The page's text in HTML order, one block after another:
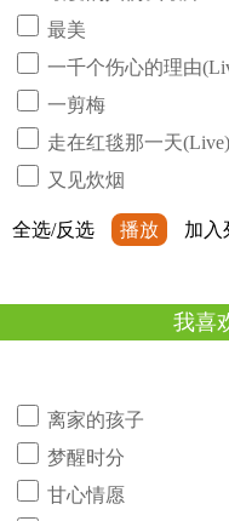
最美
一千个伤心的理由
一剪梅
走在红毯那一天(Live)
又见炊烟
全选/反选 播放 加入
我喜
离家的孩子
梦醒时分
甘心情愿